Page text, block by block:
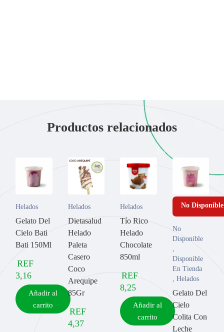
Productos relacionados
Helados
Gelato Del
Cielo Bati
Bati 150Ml
REF
3,16
Añadir al
carrito
Helados
Dietasalud
Helado
Paleta
Casero
Coco
Arequipe
85Gr
REF
4,37
Helados
Tío Rico
Helado
Chocolate
850ml
REF
8,25
Añadir al
carrito
No Disponible
No
Disponible
Disponible
En Tienda
Helados
Gelato Del
Cielo
Colita Con
Leche